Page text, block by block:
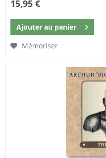
15,95 €
Ajouter au panier
Mémoriser